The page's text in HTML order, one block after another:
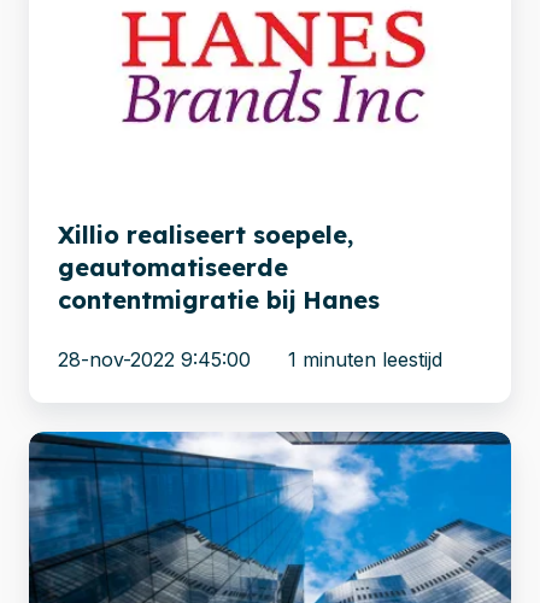
geautomatiseerde
contentmigratie
Xillio realiseert soepele,
geautomatiseerde
contentmigratie bij Hanes
28-nov-2022 9:45:00 1 minuten leestijd
Xillio
migreert
beroepsorganisatie
content
naar